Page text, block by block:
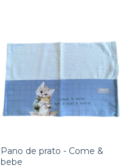
Pano de prato - Come &
bebe